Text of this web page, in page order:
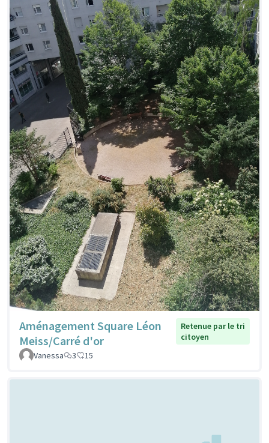
Aménagement Square Léon
Meiss/Carré d'or
Retenue par le tri
citoyen
Vanessa
3 15